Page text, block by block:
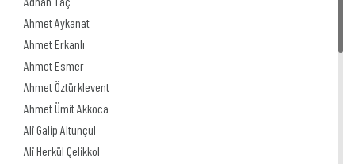
Ahmet Aykanat
Ahmet Erkanlı
Ahmet Esmer
Ahmet Öztürklevent
Ahmet Ümit Akkoca
Ali Galip Altunçul
Ali Herkül Çelikkol